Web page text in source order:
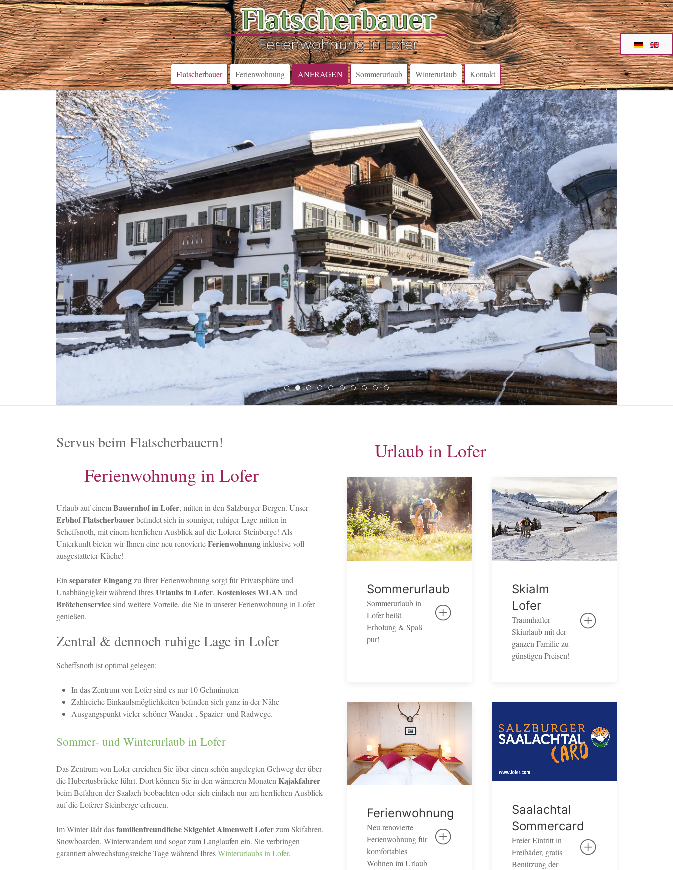
Flatscherbauer Ferienwohnung ANFRAGEN Sommerurlaub Winterurlaub Kontakt
1 Ferien Lofer Bauernhof 7
Bauernhof Lofer Unterkunft Ferienwohnungen 9800
2 Ferien Lofer Bauernhof 2
3 Ferien Lofer Bauernhof 3
4 Ferien Lofer Bauernhof 11
5 Ferien Lofer Bauernhof 12
6 Ferien Lofer Bauernhof 4
7 Ferien Lofer Bauernhof 10
8 Ferien Lofer Bauernhof
9 Ferien Lofer Bauernhof 9
Servus beim Flatscherbauern!
Ferienwohnung in Lofer
Urlaub auf einemBauernhof in Lofer, mitten in den Salzburger Bergen. Unser
Erbhof Flatscherbauerbefindet sich in sonniger, ruhiger Lage mitten in
Scheffsnoth, mit einem herrlichen Ausblick auf die Loferer Steinberge! Als
Unterkunft bieten wir Ihnen eine neu renovierteFerienwohnung inklusive voll
ausgestatteter Küche!
Ein separater Eingang zu Ihrer Ferienwohnung sorgt für Privatsphäre und
Unabhängigkeit während IhresUrlaubs in Lofer. Kostenloses WLAN und
Brötchenservicesind weitere Vorteile, die Sie in unserer Ferienwohnung in Lofer
genießen.
Zentral & dennoch ruhige Lage in Lofer
Scheffsnoth ist optimal gelegen:
In das Zentrum von Lofer sind es nur 10 Gehminuten
Zahlreiche Einkaufsmöglichkeiten befinden sich ganz in der Nähe
Ausgangspunkt vieler schöner Wander-, Spazier- und Radwege.
Sommer- und Winterurlaub in Lofer
Das Zentrum von Lofer erreichen Sie über einen schön angelegten Gehweg der über
die Hubertusbrücke führt. Dort können Sie in den wärmeren Monaten Kajakfahrer
beim Befahren der Saalach beobachten oder sich einfach nur am herrlichen Ausblick
auf die Loferer Steinberge erfreuen.
Im Winter lädt dasfamilienfreundliche Skigebiet Almenwelt Lofer zum Skifahren,
Snowboarden, Winterwandern und sogar zum Langlaufen ein. Sie verbringen
garantiert abwechslungsreiche Tage während IhresWinterurlaubs in Lofer.
Urlaub in Lofer
Sommerurlaub
Sommerurlaub in
Lofer heißt
Erholung & Spaß
pur!
Skialm
Lofer
Traumhafter
Skiurlaub mit der
ganzen Familie zu
günstigen Preisen!
Ferienwohnung
Neu renovierte
Ferienwohnung für
komfortables
Wohnen im Urlaub
Saalachtal
Sommercard
Freier Eintritt in
Freibäder, gratis
Benützung der